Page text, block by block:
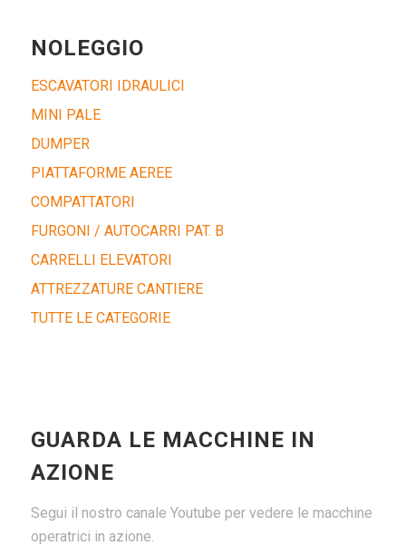
NOLEGGIO
ESCAVATORI IDRAULICI
MINI PALE
DUMPER
PIATTAFORME AEREE
COMPATTATORI
FURGONI / AUTOCARRI PAT. B
CARRELLI ELEVATORI
ATTREZZATURE CANTIERE
TUTTE LE CATEGORIE
GUARDA LE MACCHINE IN
AZIONE
Segui il nostro canale Youtube per vedere le macchine
operatrici in azione.